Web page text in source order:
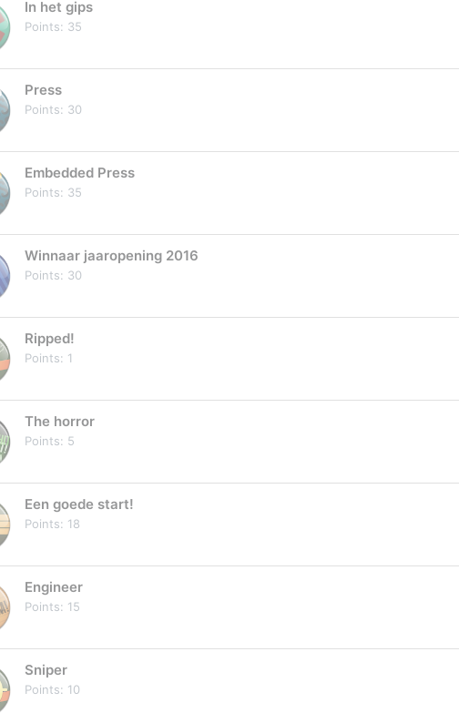
In het gips
Points 35
Press
Points 30
Embedded Press
Points 35
Winnaar jaaropening 2016
Points 30
Ripped!
Points 1
The horror
Points 5
Een goede start!
Points 18
Engineer
Points 15
Sniper
Points 10